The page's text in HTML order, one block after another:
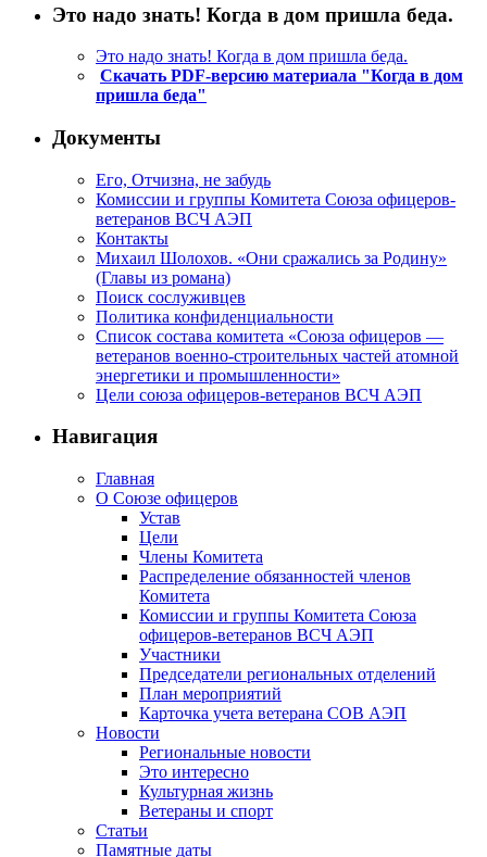
Это надо знать! Когда в дом пришла беда.
Это надо знать! Когда в дом пришла беда.
Скачать PDF-версию материала "Когда в дом
пришла беда"
Документы
Его, Отчизна, не забудь
Комиссии и группы Комитета Союза офицеров-
ветеранов ВСЧ АЭП
Контакты
Михаил Шолохов. «Они сражались за Родину»
(Главы из романа)
Поиск сослуживцев
Политика конфиденциальности
Список состава комитета «Союза офицеров —
ветеранов военно-строительных частей атомной
энергетики и промышленности»
Цели союза офицеров-ветеранов ВСЧ АЭП
Навигация
Главная
О Союзе офицеров
Устав
Цели
Члены Комитета
Распределение обязанностей членов
Комитета
Комиссии и группы Комитета Союза
офицеров-ветеранов ВСЧ АЭП
Участники
Председатели региональных отделений
План мероприятий
Карточка учета ветерана CОВ АЭП
Новости
Региональные новости
Это интересно
Культурная жизнь
Ветераны и спорт
Статьи
Памятные даты